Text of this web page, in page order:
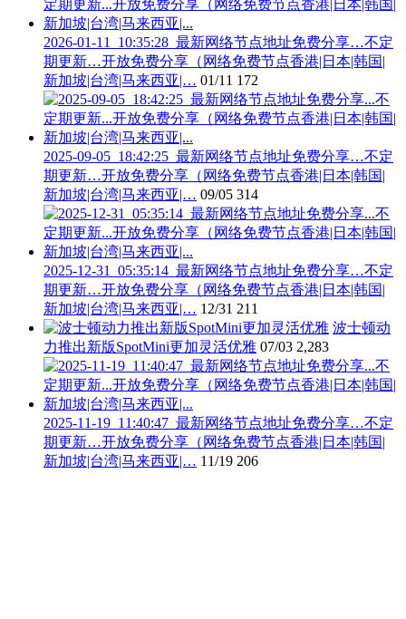
2026-01-11_10:35:28_最新网络节点地址免费分享…不定
期更新…开放免费分享（网络免费节点香港|日本|韩国|
新加坡|台湾|马来西亚|… 01/11 172
2025-09-05_18:42:25_最新网络节点地址免费分享…不定
期更新…开放免费分享（网络免费节点香港|日本|韩国|
新加坡|台湾|马来西亚|… 09/05 314
2025-12-31_05:35:14_最新网络节点地址免费分享…不定
期更新…开放免费分享（网络免费节点香港|日本|韩国|
新加坡|台湾|马来西亚|… 12/31 211
波士顿动
力推出新版SpotMini更加灵活优雅 07/03 2,283
2025-11-19_11:40:47_最新网络节点地址免费分享…不定
期更新…开放免费分享（网络免费节点香港|日本|韩国|
新加坡|台湾|马来西亚|… 11/19 206